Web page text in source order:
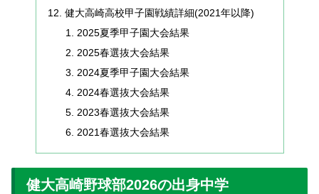
健大高崎高校甲子園戦績詳細(2021年以降)
2025夏季甲子園大会結果
2025春選抜大会結果
2024夏季甲子園大会結果
2024春選抜大会結果
2023春選抜大会結果
2021春選抜大会結果
健大高崎野球部2026の出身中学